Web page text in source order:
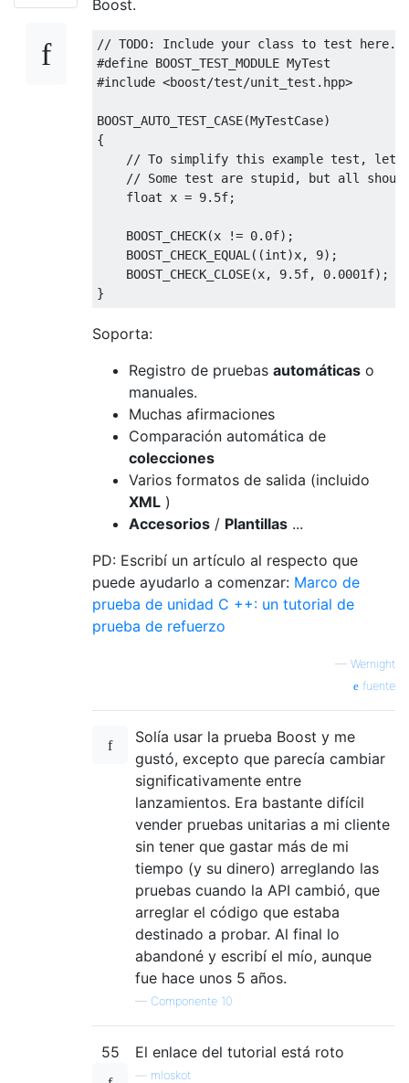
Boost.
// TODO: Include your class to test here.
#define BOOST_TEST_MODULE MyTest
#include <boost/test/unit_test.hpp>
BOOST_AUTO_TEST_CASE(MyTestCase)
{
// To simplify this example test,
// Some test are stupid, but all
float x = 9.5f;
    BOOST_CHECK
(x != 0.0f);
    BOOST_CHECK_EQUAL
((int)x, 9);
    BOOST_CHECK_CLOSE
(x, 9.5f, 0.0001f);
}
Soporta:
Registro de pruebas automáticas o
manuales.
Muchas afirmaciones
Comparación automática de
colecciones
Varios formatos de salida (incluido
XML )
Accesorios / Plantillas ...
PD: Escribí un artículo al respecto que
puede ayudarlo a comenzar: Marco de
prueba de unidad C ++: un tutorial de
prueba de refuerzo
— Wernight
fuente
Solía ​​usar la prueba Boost y me
gustó, excepto que parecía cambiar
significativamente entre
lanzamientos. Era bastante difícil
vender pruebas unitarias a mi cliente
sin tener que gastar más de mi
tiempo (y su dinero) arreglando las
pruebas cuando la API cambió, que
arreglar el código que estaba
destinado a probar. Al final lo
abandoné y escribí el mío, aunque
fue hace unos 5 años.
— Componente 10
55 El enlace del tutorial está roto
mloskot